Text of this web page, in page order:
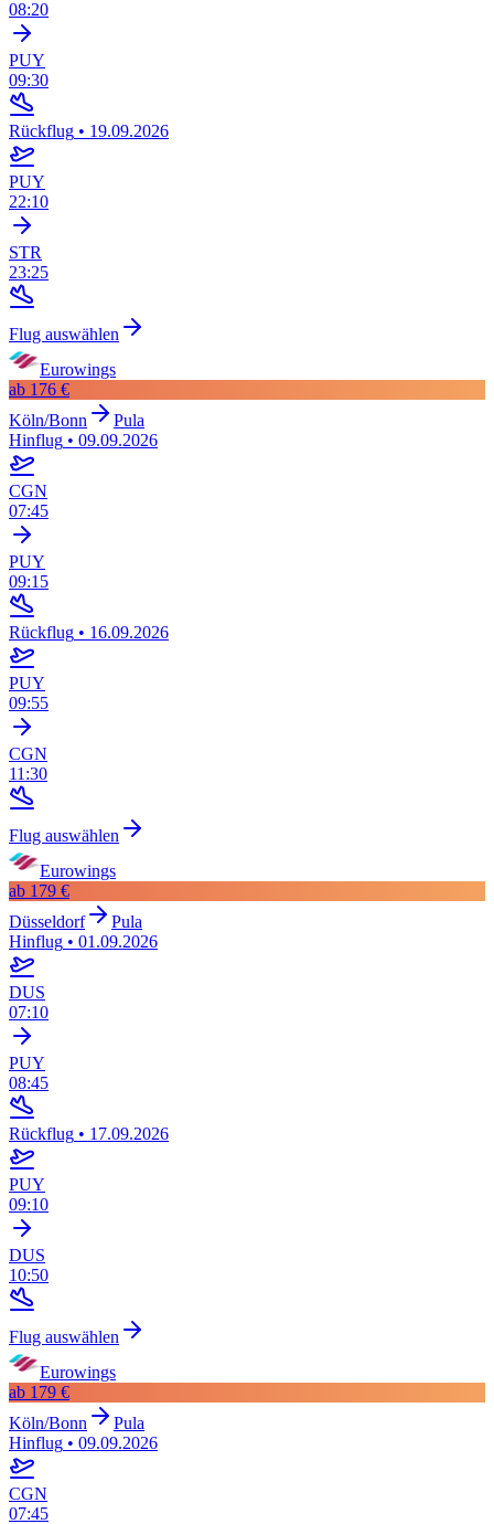
08:20
PUY
09:30
Rückflug • 19.09.2026
PUY
22:10
STR
23:25
Flug auswählen
Eurowings
ab 176 €
Köln/Bonn
Pula
Hinflug • 09.09.2026
CGN
07:45
PUY
09:15
Rückflug • 16.09.2026
PUY
09:55
CGN
11:30
Flug auswählen
Eurowings
ab 179 €
Düsseldorf
Pula
Hinflug • 01.09.2026
DUS
07:10
PUY
08:45
Rückflug • 17.09.2026
PUY
09:10
DUS
10:50
Flug auswählen
Eurowings
ab 179 €
Köln/Bonn
Pula
Hinflug • 09.09.2026
CGN
07:45